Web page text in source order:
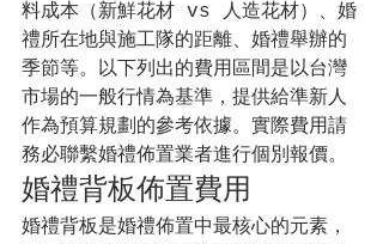
料成本（新鮮花材 vs 人造花材）、婚
禮所在地與施工隊的距離、婚禮舉辦的
季節等。以下列出的費用區間是以台灣
市場的一般行情為基準，提供給準新人
作為預算規劃的參考依據。實際費用請
務必聯繫婚禮佈置業者進行個別報價。
婚禮背板佈置費用
婚禮背板是婚禮佈置中最核心的元素，